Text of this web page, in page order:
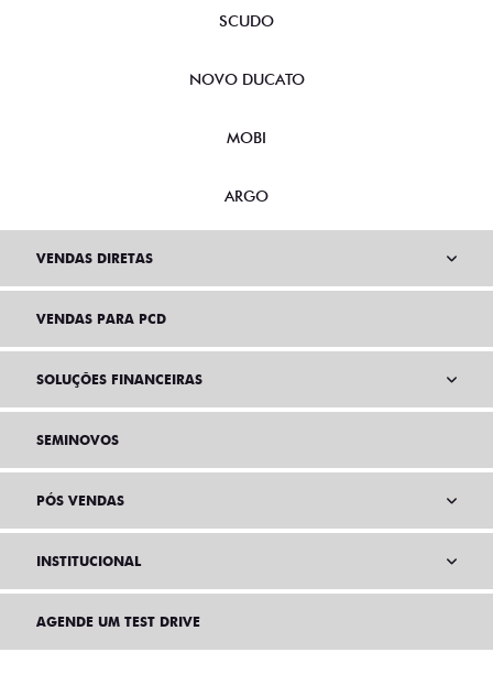
SCUDO
NOVO DUCATO
MOBI
ARGO
VENDAS DIRETAS
VENDAS PARA PCD
SOLUÇÕES FINANCEIRAS
SEMINOVOS
PÓS VENDAS
INSTITUCIONAL
AGENDE UM TEST DRIVE